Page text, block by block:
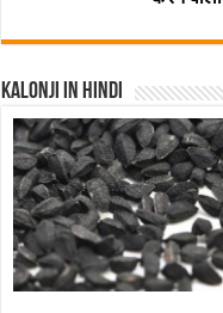
Kalonji In Hindi